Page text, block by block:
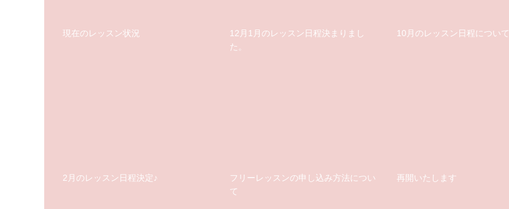
現在のレッスン状況
12月1月のレッスン日程決まりまし
た。
10月のレッスン日程について
2月のレッスン日程決定♪
フリーレッスンの申し込み方法につい
て
再開いたします